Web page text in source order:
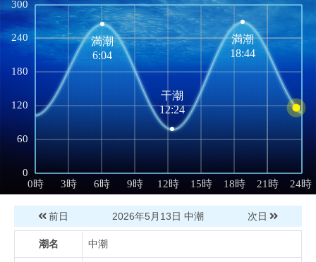
前日 2026年5月13日 中潮 次日
潮名 中潮